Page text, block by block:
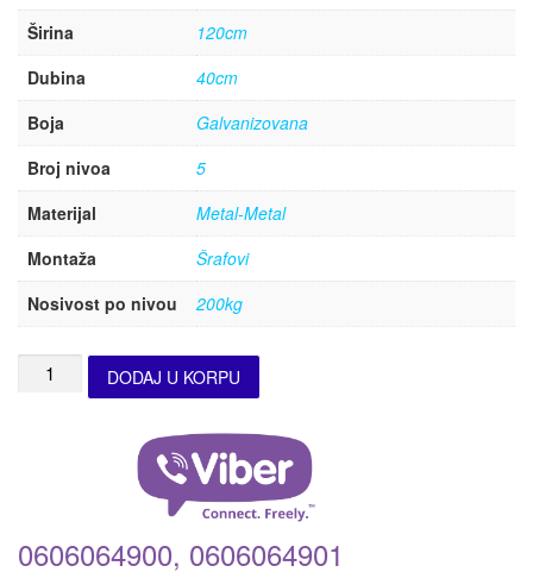
Širina
120cm
Dubina
40cm
Boja
Galvanizovana
Broj nivoa
5
Materijal
Metal-Metal
Montaža
Šrafovi
Nosivost po nivou
200kg
DODAJ U KORPU
0606064900, 0606064901